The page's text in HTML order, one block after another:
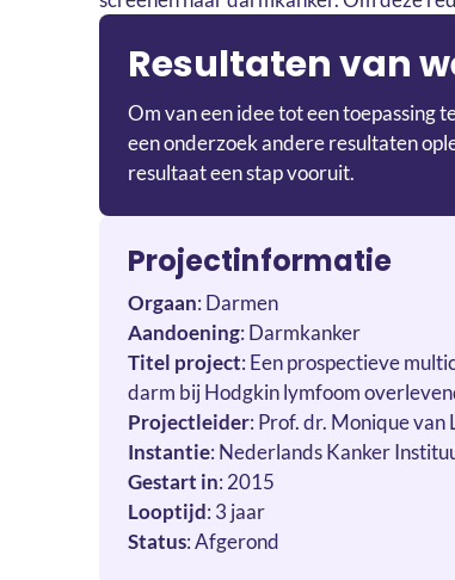
Resultaten van
Om van een idee tot een toepassing
een onderzoek andere resultaten
resultaat een stap vooruit.
Projectinformatie
Orgaan: Darmen
Aandoening: Darmkanker
Titel project: Een prospectieve
darm bij Hodgkin lymfoom
Projectleider: Prof. dr. Monique van
Instantie: Nederlands Kanker
Gestart in: 2015
Looptijd: 3 jaar
Status: Afgerond